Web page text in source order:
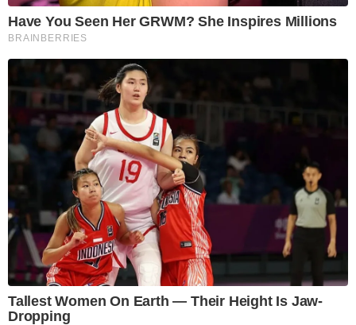
Have You Seen Her GRWM? She Inspires Millions
BRAINBERRIES
Tallest Women On Earth — Their Height Is Jaw-
Dropping